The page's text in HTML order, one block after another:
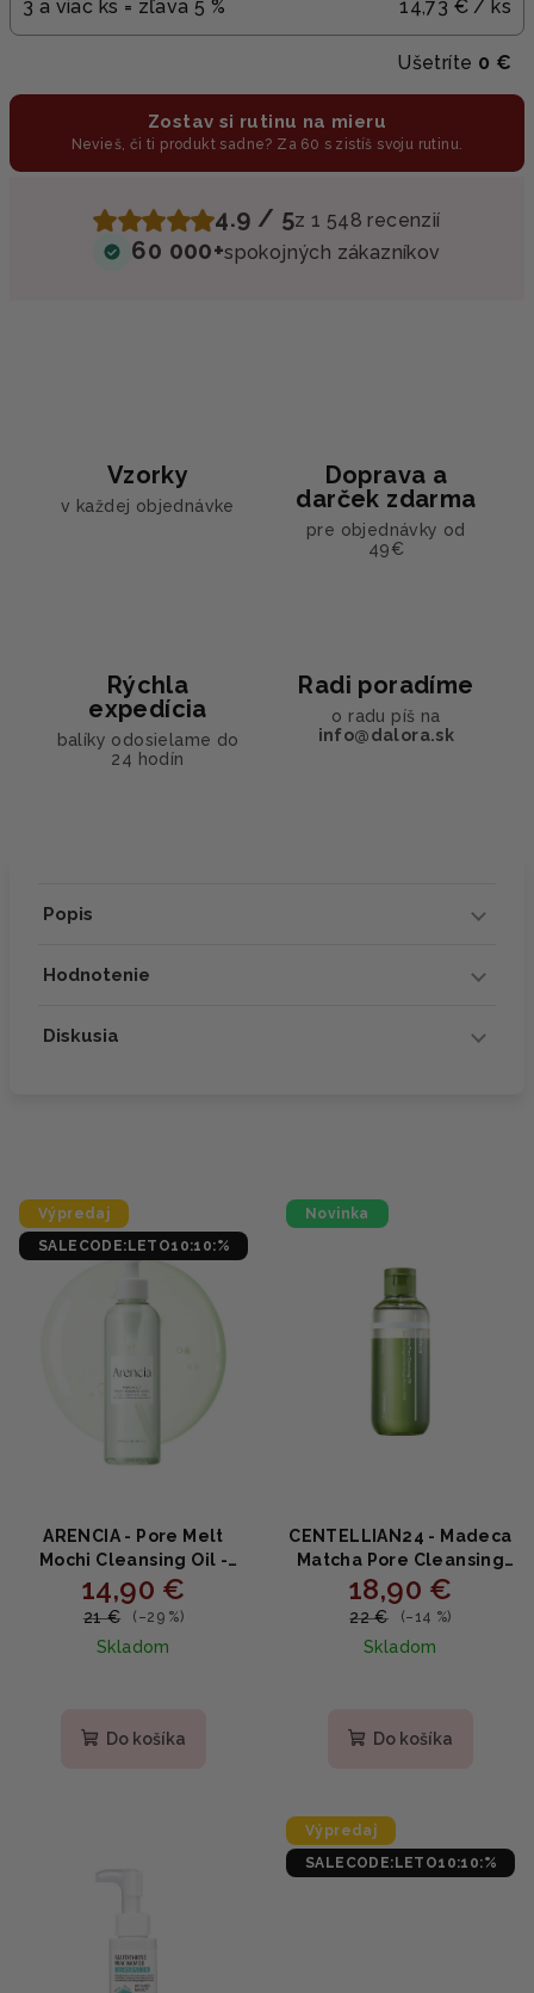
3 a viac ks = zľava 5 % 14,73 € / ks
Ušetríte 0 €
Zostav si rutinu na mieru
Nevieš, či ti produkt sadne? Za 60 s zistíš svoju rutinu.
4.9 / 5z 1 548 recenzií
60 000+spokojných zákazníkov
Vzorky
v každej objednávke
Doprava a
darček zdarma
pre objednávky od
49€
Rýchla
expedícia
balíky odosielame do
24 hodín
Radi poradíme
o radu píš na
info@dalora.sk
Popis
Hodnotenie
Diskusia
Výpredaj
SALECODE:LETO10:10:%
ARENCIA - Pore Melt
Mochi Cleansing Oil -
Jemný odličovací olej s
ryžovým fermentom a
14,90 €
21 € (–29 %)
Skladom
Do košíka
Novinka
CENTELLIAN24 - Madeca
Matcha Pore Cleansing
Oil - Čistiaci olej na póry
s matchou a centellou
18,90 €
22 € (–14 %)
Skladom
Do košíka
Výpredaj
SALECODE:LETO10:10:%